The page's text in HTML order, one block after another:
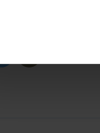
tip
social-